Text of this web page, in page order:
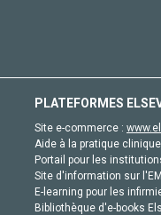
PLATEFORMES
Site e-commerce :
Aide à la pratique
Portail pour les
Site d'information sur
E-learning pour les
Bibliothèque d'e-books